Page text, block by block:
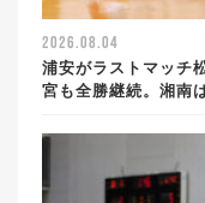
2026.08.04
浦安がラストマッチ
宮も全勝継続。湘